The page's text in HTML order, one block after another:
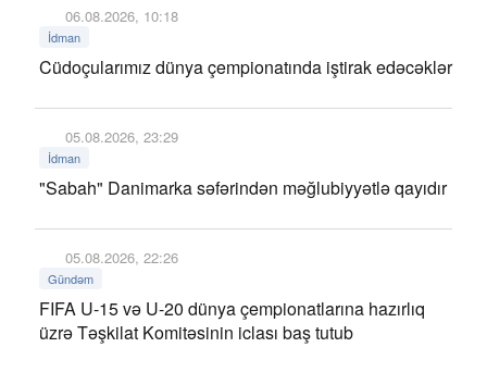
06.08.2026, 10:18
İdman
Cüdoçularımız dünya çempionatında iştirak edəcəklər
05.08.2026, 23:29
İdman
"Sabah" Danimarka səfərindən məğlubiyyətlə qayıdır
05.08.2026, 22:26
Gündəm
FIFA U-15 və U-20 dünya çempionatlarına hazırlıq
üzrə Təşkilat Komitəsinin iclası baş tutub